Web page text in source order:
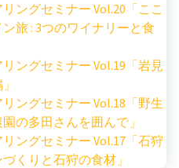
ングセミナー Vol.20「ここ
旅 : 3つのワイナリーと食
ングセミナー Vol.19「岩見
ングセミナー Vol.18「野生
の多田さんを囲んで」
ングセミナー Vol.17「石狩
くりと石狩の食材」